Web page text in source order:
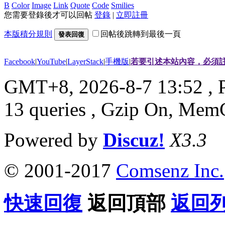
B Color Image Link Quote Code Smilies
您需要登錄後才可以回帖 登錄 | 立即註冊
本版積分規則 發表回復 回帖後跳轉到最後一頁
Facebook|YouTube|LayerStack|手機版|若要引述本站內容，必須
GMT+8, 2026-8-7 13:52 ,
13 queries , Gzip On,
Powered by Discuz! X3.3
© 2001-2017 Comsenz Inc.
快速回復 返回頂部 返回